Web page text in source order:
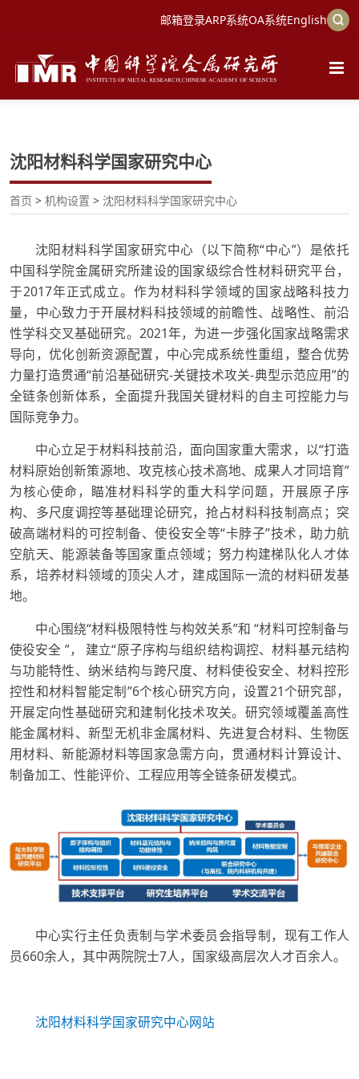
邮箱登录ARP系统OA系统English
沈阳材料科学国家研究中心
首页 > 机构设置 > 沈阳材料科学国家研究中心
沈阳材料科学国家研究中心（以下简称“中心”）是依托
中国科学院金属研究所建设的国家级综合性材料研究平台，
于2017年正式成立。作为材料科学领域的国家战略科技力
量，中心致力于开展材料科技领域的前瞻性、战略性、前沿
性学科交叉基础研究。2021年，为进一步强化国家战略需求
导向，优化创新资源配置，中心完成系统性重组，整合优势
力量打造贯通“前沿基础研究-关键技术攻关-典型示范应用”的
全链条创新体系，全面提升我国关键材料的自主可控能力与
国际竞争力。
中心立足于材料科技前沿，面向国家重大需求，以“打造
材料原始创新策源地、攻克核心技术高地、成果人才同培育”
为核心使命，瞄准材料科学的重大科学问题，开展原子序
构、多尺度调控等基础理论研究，抢占材料科技制高点；突
破高端材料的可控制备、使役安全等“卡脖子”技术，助力航
空航天、能源装备等国家重点领域；努力构建梯队化人才体
系，培养材料领域的顶尖人才，建成国际一流的材料研发基
地。
中心围绕“材料极限特性与构效关系”和 “材料可控制备与
使役安全 ”， 建立“原子序构与组织结构调控、材料基元结构
与功能特性、纳米结构与跨尺度、材料使役安全、材料控形
控性和材料智能定制”6个核心研究方向，设置21个研究部，
开展定向性基础研究和建制化技术攻关。研究领域覆盖高性
能金属材料、新型无机非金属材料、先进复合材料、生物医
用材料、新能源材料等国家急需方向，贯通材料计算设计、
制备加工、性能评价、工程应用等全链条研发模式。
中心实行主任负责制与学术委员会指导制，现有工作人
员660余人，其中两院院士7人，国家级高层次人才百余人。
沈阳材料科学国家研究中心网站